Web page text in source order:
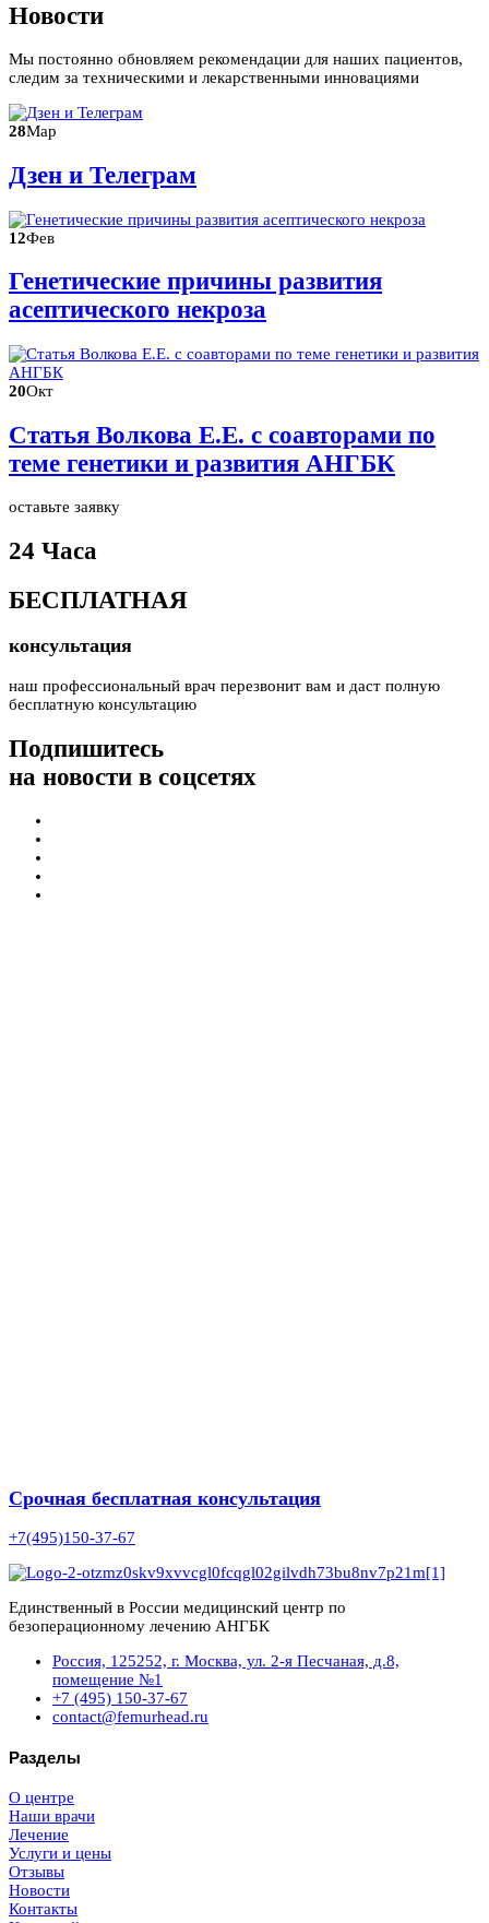
Новости
Мы постоянно обновляем рекомендации для наших пациентов,
следим за техническими и лекарственными инновациями
28Мар
Дзен и Телеграм
12Фев
Генетические причины развития
асептического некроза
20Окт
Статья Волкова Е.Е. с соавторами по
теме генетики и развития АНГБК
оставьте заявку
24 Часа
БЕСПЛАТНАЯ
консультация
наш профессиональный врач перезвонит вам и даст полную
бесплатную консультацию
Подпишитесь
на новости в соцсетях
Срочная бесплатная консультация
+7(495)150-37-67
Единственный в России медицинский центр по
безоперационному лечению АНГБК
Россия, 125252, г. Москва, ул. 2-я Песчаная, д.8,
помещение №1
+7 (495) 150-37-67
contact@femurhead.ru
Разделы
О центре
Наши врачи
Лечение
Услуги и цены
Отзывы
Новости
Контакты